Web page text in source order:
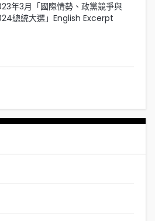
年3月「國際情勢、政黨競爭與
總統大選」English Excerpt